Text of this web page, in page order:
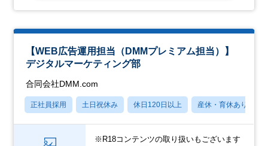
【WEB広告運用担当（DMMプレミアム担当）】
デジタルマーケティング部
合同会社DMM.com
正社員採用 土日祝休み 休日120日以上 産休・育休あり
※R18コンテンツの取り扱いもございます